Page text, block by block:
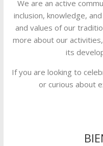
We are an active
inclusion, knowledge,
and values of our
more about our
its
If you are looking to
or curious about